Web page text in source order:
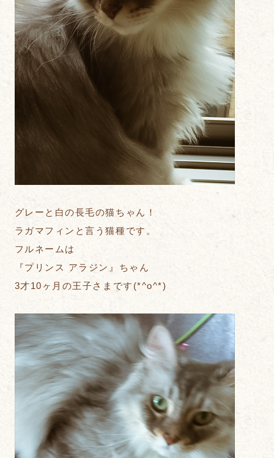
グレーと白の長毛の猫ちゃん！
ラガマフィンと言う猫種です。
フルネームは
『プリンス アラジン』ちゃん
3才10ヶ月の王子さまです(*^o^*)